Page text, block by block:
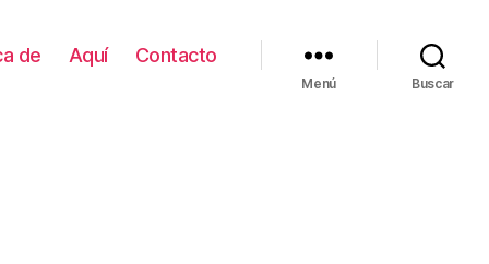
de Aquí Contacto
Menú Buscar